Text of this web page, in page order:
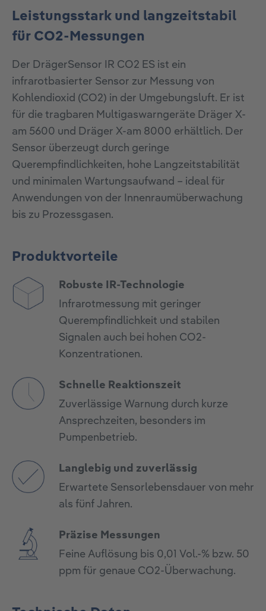
Leistungsstark und langzeitstabil
für CO2-Messungen
Der DrägerSensor IR CO2 ES ist ein
infrarotbasierter Sensor zur Messung von
Kohlendioxid (CO2) in der Umgebungsluft. Er ist
für die tragbaren Multigaswarngeräte Dräger X-
am 5600 und Dräger X-am 8000 erhältlich. Der
Sensor überzeugt durch geringe
Querempfindlichkeiten, hohe Langzeitstabilität
und minimalen Wartungsaufwand – ideal für
Anwendungen von der Innenraumüberwachung
bis zu Prozessgasen.
Produktvorteile
Robuste IR-Technologie
Infrarotmessung mit geringer
Querempfindlichkeit und stabilen
Signalen auch bei hohen CO2-
Konzentrationen.
Schnelle Reaktionszeit
Zuverlässige Warnung durch kurze
Ansprechzeiten, besonders im
Pumpenbetrieb.
Langlebig und zuverlässig
Erwartete Sensorlebensdauer von mehr
als fünf Jahren.
Präzise Messungen
Feine Auflösung bis 0,01 Vol.-% bzw. 50
ppm für genaue CO2-Überwachung.